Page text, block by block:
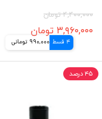
۴,۴۰۰,۰۰۰ تومان
۳,۹۶۰,۰۰۰ تومان
4 قسط 990,000 تومانی
۴۵ درصد